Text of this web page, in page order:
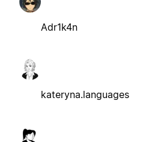
Adr1k4n
kateryna.languages